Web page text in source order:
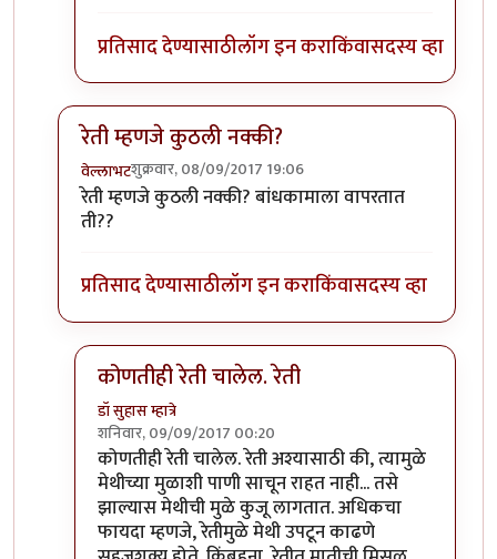
प्रतिसाद देण्यासाठीलॉग इन कराकिंवासदस्य व्हा
रेती म्हणजे कुठली नक्की?
वेल्लाभटशुक्रवार, 08/09/2017 19:06
In reply toखरडफळ्यावरूनbyकंजूस
रेती म्हणजे कुठली नक्की? बांधकामाला वापरतात
ती??
प्रतिसाद देण्यासाठीलॉग इन कराकिंवासदस्य व्हा
कोणतीही रेती चालेल. रेती
डॉ सुहास म्हात्रे
शनिवार, 09/09/2017 00:20
In reply toरेती म्हणजे कुठली नक्की?byवेल्लाभट
कोणतीही रेती चालेल. रेती अश्यासाठी की, त्यामुळे
मेथीच्या मुळाशी पाणी साचून राहत नाही... तसे
झाल्यास मेथीची मुळे कुजू लागतात. अधिकचा
फायदा म्हणजे, रेतीमुळे मेथी उपटून काढणे